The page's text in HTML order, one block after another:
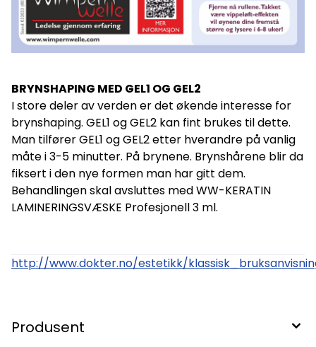
BRYNSHAPING MED GEL1 OG GEL2
I store deler av verden er det økende interesse for
brynshaping. GEL1 og GEL2 kan fint brukes til dette.
Man tilfører GEL1 og GEL2 etter hverandre på vanlig
måte i 3-5 minutter. På brynene. Brynshårene blir da
fiksert i den nye formen man har gitt dem.
Behandlingen skal avsluttes med WW-KERATIN
LAMINERINGSVÆSKE Profesjonell 3 ml.
http://www.dokter.no/estetikk/
Produsent